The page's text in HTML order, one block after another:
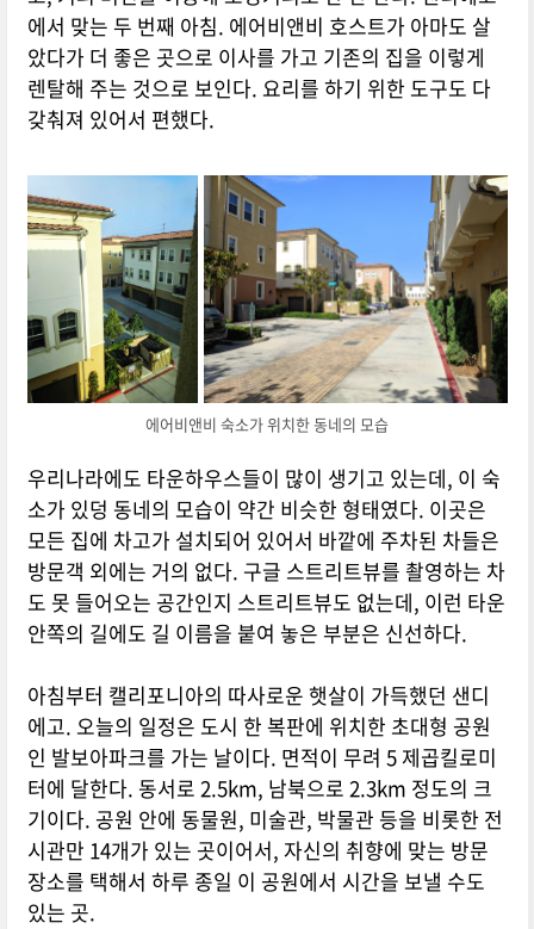
에서 맞는 두 번째 아침. 에어비앤비 호스트가 아마도 살
았다가 더 좋은 곳으로 이사를 가고 기존의 집을 이렇게
렌탈해 주는 것으로 보인다. 요리를 하기 위한 도구도 다
갖춰져 있어서 편했다.
에어비앤비 숙소가 위치한 동네의 모습
우리나라에도 타운하우스들이 많이 생기고 있는데, 이 숙
소가 있덩 동네의 모습이 약간 비슷한 형태였다. 이곳은
모든 집에 차고가 설치되어 있어서 바깥에 주차된 차들은
방문객 외에는 거의 없다. 구글 스트리트뷰를 촬영하는 차
도 못 들어오는 공간인지 스트리트뷰도 없는데, 이런 타운
안쪽의 길에도 길 이름을 붙여 놓은 부분은 신선하다.
아침부터 캘리포니아의 따사로운 햇살이 가득했던 샌디
에고. 오늘의 일정은 도시 한 복판에 위치한 초대형 공원
인 발보아파크를 가는 날이다. 면적이 무려 5 제곱킬로미
터에 달한다. 동서로 2.5km, 남북으로 2.3km 정도의 크
기이다. 공원 안에 동물원, 미술관, 박물관 등을 비롯한 전
시관만 14개가 있는 곳이어서, 자신의 취향에 맞는 방문
장소를 택해서 하루 종일 이 공원에서 시간을 보낼 수도
있는 곳.